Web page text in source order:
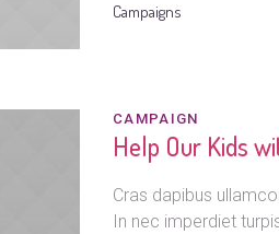
Campaigns
CAMPAIGN
Help Our Kids
Cras dapibus
In nec imperdiet